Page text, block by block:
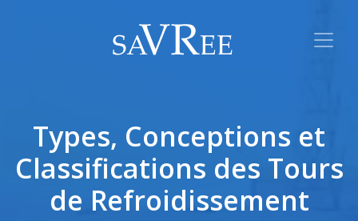
Types, Conceptions et
Classifications des Tours
de Refroidissement